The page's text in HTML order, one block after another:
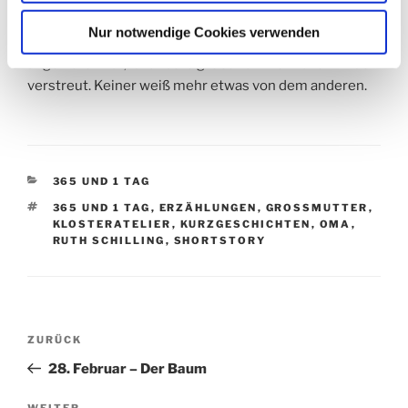
Nur notwendige Cookies verwenden
Seit sie nicht mehr bei uns ist und niemand ihr Erbe
verstreut. Keiner weiß mehr etwas von dem anderen.
KATEGORIEN
365 UND 1 TAG
SCHLAGWÖRTER
365 UND 1 TAG , ERZÄHLUNGEN , GROSSMUTTER
,
KLOSTERATELIER , KURZGESCHICHTEN , OMA ,
RUTH SCHILLING , SHORTSTORY
Beitragsnavigation
Vorheriger
Beitrag
ZURÜCK
28. Februar – Der Baum